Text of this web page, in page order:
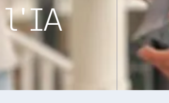
l'IA